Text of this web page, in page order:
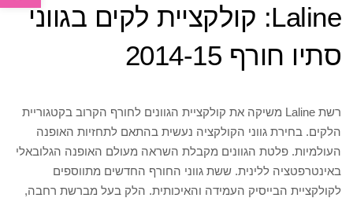
Laline: קולקציית לקים בגווני
סתיו חורף 2014-15
רשת Laline משיקה את קולקציית הגוונים לחורף הקרוב בקטגוריית
הלקים. בחירת גווני הקולקציה נעשית בהתאם לתחזיות האופנה
העולמיות. פלטת הגוונים מקבלת השראה מעולם האופנה הגלובאלי
באינטרפטציה ללינית. ששת גווני החורף החדשים מתווספים
לקולקציית הבייסיק העמידה והאיכותית. הלק בעל מברשת רחבה,